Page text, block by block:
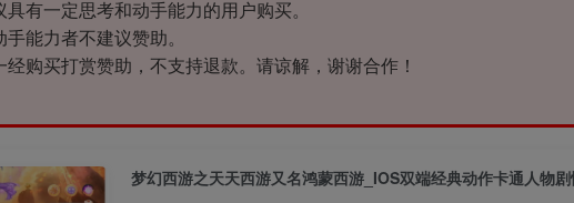
具有一定思考和动手能力的用户购买。
能力者不建议赞助。
经购买打赏赞助，不支持退款。请谅解，谢谢合作！